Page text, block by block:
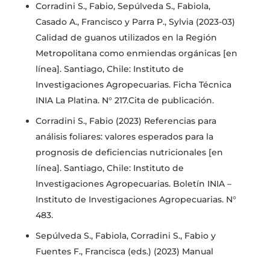
Corradini S., Fabio, Sepúlveda S., Fabiola,
Casado A., Francisco y Parra P., Sylvia (2023-03)
Calidad de guanos utilizados en la Región
Metropolitana como enmiendas orgánicas [en
línea]. Santiago, Chile: Instituto de
Investigaciones Agropecuarias. Ficha Técnica
INIA La Platina. N° 217.Cita de publicación.
Corradini S., Fabio (2023) Referencias para
análisis foliares: valores esperados para la
prognosis de deficiencias nutricionales [en
línea]. Santiago, Chile: Instituto de
Investigaciones Agropecuarias. Boletín INIA –
Instituto de Investigaciones Agropecuarias. N°
483.
Sepúlveda S., Fabiola, Corradini S., Fabio y
Fuentes F., Francisca (eds.) (2023) Manual